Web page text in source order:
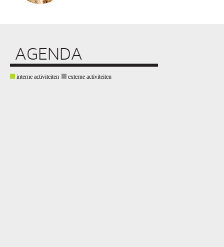
AGENDA
interne activiteiten externe activiteiten